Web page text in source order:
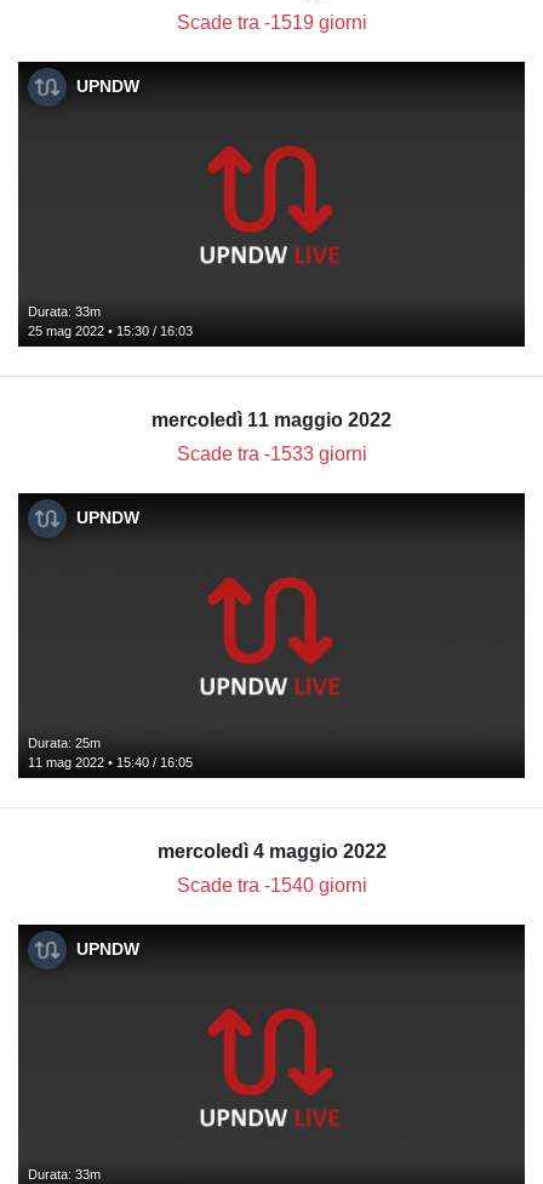
Scade tra -1519 giorni
UPNDW
Durata: 33m
25 mag 2022 • 15:30 / 16:03
mercoledì 11 maggio 2022
Scade tra -1533 giorni
UPNDW
Durata: 25m
11 mag 2022 • 15:40 / 16:05
mercoledì 4 maggio 2022
Scade tra -1540 giorni
UPNDW
Durata: 33m